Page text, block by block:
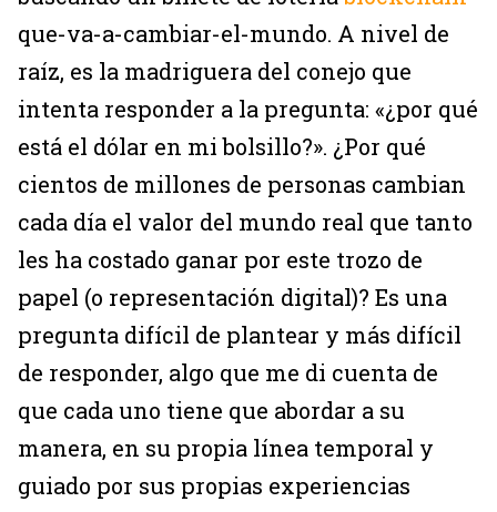
que-va-a-cambiar-el-mundo. A nivel de
raíz, es la madriguera del conejo que
intenta responder a la pregunta: «¿por qué
está el dólar en mi bolsillo?». ¿Por qué
cientos de millones de personas cambian
cada día el valor del mundo real que tanto
les ha costado ganar por este trozo de
papel (o representación digital)? Es una
pregunta difícil de plantear y más difícil
de responder, algo que me di cuenta de
que cada uno tiene que abordar a su
manera, en su propia línea temporal y
guiado por sus propias experiencias